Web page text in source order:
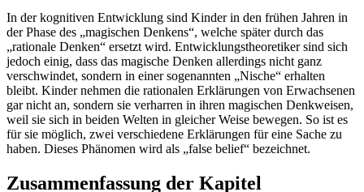
In der kognitiven Entwicklung sind Kinder in den frühen Jahren in
der Phase des „magischen Denkens“, welche später durch das
„rationale Denken“ ersetzt wird. Entwicklungstheoretiker sind sich
jedoch einig, dass das magische Denken allerdings nicht ganz
verschwindet, sondern in einer sogenannten „Nische“ erhalten
bleibt. Kinder nehmen die rationalen Erklärungen von Erwachsenen
gar nicht an, sondern sie verharren in ihren magischen Denkweisen,
weil sie sich in beiden Welten in gleicher Weise bewegen. So ist es
für sie möglich, zwei verschiedene Erklärungen für eine Sache zu
haben. Dieses Phänomen wird als „false belief“ bezeichnet.
Zusammenfassung der Kapitel